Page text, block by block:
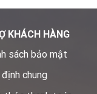
KHÁCH HÀNG
sách bảo mật
định chung